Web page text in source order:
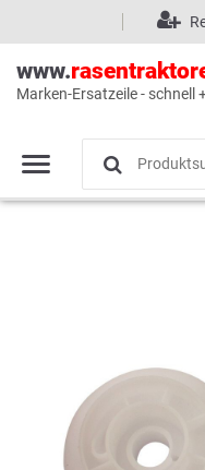
www.
Marken-Ersatzeile - schnell